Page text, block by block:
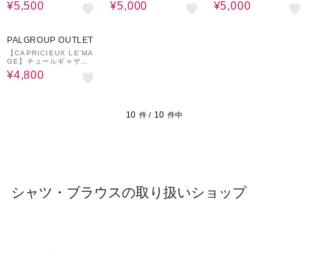
¥5,500 ¥5,000 ¥5,000
PALGROUP OUTLET
【CAPRICIEUX LE'MA
GE】チュールギャザー
ブラウス
¥4,800
10 件 / 10 件中
シャツ・ブラウスの取り扱いショップ